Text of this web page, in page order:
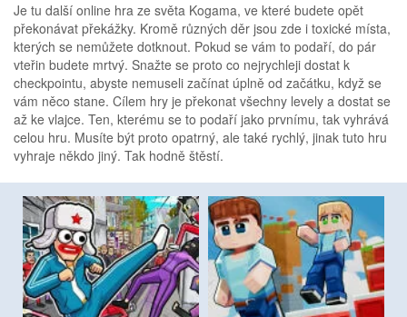
Je tu další online hra ze světa Kogama, ve které budete opět
překonávat překážky. Kromě různých děr jsou zde i toxické místa,
kterých se nemůžete dotknout. Pokud se vám to podaří, do pár
vteřin budete mrtvý. Snažte se proto co nejrychleji dostat k
checkpointu, abyste nemuseli začínat úplně od začátku, když se
vám něco stane. Cílem hry je překonat všechny levely a dostat se
až ke vlajce. Ten, kterému se to podaří jako prvnímu, tak vyhrává
celou hru. Musíte být proto opatrný, ale také rychlý, jinak tuto hru
vyhraje někdo jiný. Tak hodně štěstí.